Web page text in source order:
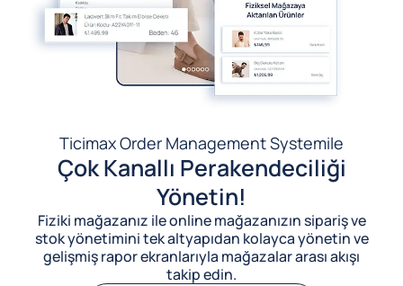
Ticimax Order Management Systemile
Çok Kanallı Perakendeciliği
Yönetin!
Fiziki mağazanız ile online mağazanızın sipariş ve
stok yönetimini tek altyapıdan kolayca yönetin ve
gelişmiş rapor ekranlarıyla mağazalar arası akışı
takip edin.